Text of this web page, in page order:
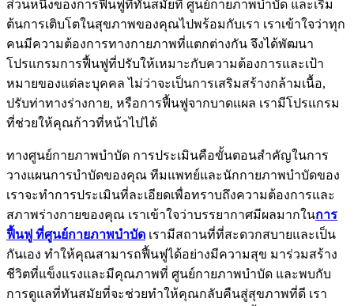
ส่วนหนึ่งของการฟื้นฟูที่ทันสมัยที่ ศูนย์กายภาพบำบัด และเริ่ม
ต้นการเติบโตในสุขภาพของคุณไปพร้อมกับเรา เราเข้าใจว่าทุก
คนมีความต้องการทางกายภาพที่แตกต่างกัน จึงได้พัฒนา
โปรแกรมการฟื้นฟูที่ปรับให้เหมาะกับความต้องการและเป้า
หมายของแต่ละบุคคล ไม่ว่าจะเป็นการเสริมสร้างกล้ามเนื้อ,
ปรับท่าทางร่างกาย, หรือการฟื้นฟูจากบาดแผล เรามีโปรแกรม
ที่ช่วยให้คุณก้าวที่หน้าไปได้
ทางศูนย์กายภาพบำบัด การประเมินคือขั้นตอนสำคัญในการ
วางแผนการบำบัดของคุณ ทีมแพทย์และนักกายภาพบำบัดของ
เราจะทำการประเมินที่ละเอียดเพื่อทราบถึงความต้องการและ
สภาพร่างกายของคุณ เราเข้าใจว่าบรรยากาศมีผลมากในการ
ฟื้นฟู ที่ศูนย์กายภาพบำบัด เรามีสถานที่ที่สะดวกสบายและเป็น
กันเอง ทำให้คุณสามารถฟื้นฟูได้อย่างมีความสุข มาร่วมสร้าง
ชีวิตที่แข็งแรงและมีคุณภาพที่ ศูนย์กายภาพบำบัด และพบกับ
การดูแลที่ทันสมัยที่จะช่วยทำให้คุณกลับคืนสู่สุขภาพที่ดี เรา